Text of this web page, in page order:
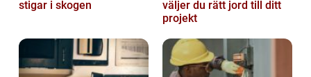
stigar i skogen
väljer du rätt jord till ditt
projekt